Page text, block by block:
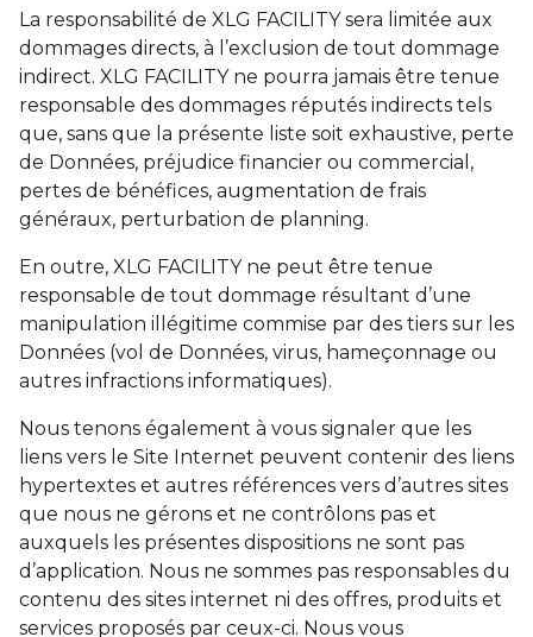
La responsabilité de XLG FACILITY sera limitée aux
dommages directs, à l’exclusion de tout dommage
indirect. XLG FACILITY ne pourra jamais être tenue
responsable des dommages réputés indirects tels
que, sans que la présente liste soit exhaustive, perte
de Données, préjudice financier ou commercial,
pertes de bénéfices, augmentation de frais
généraux, perturbation de planning.
En outre, XLG FACILITY ne peut être tenue
responsable de tout dommage résultant d’une
manipulation illégitime commise par des tiers sur les
Données (vol de Données, virus, hameçonnage ou
autres infractions informatiques).
Nous tenons également à vous signaler que les
liens vers le Site Internet peuvent contenir des liens
hypertextes et autres références vers d’autres sites
que nous ne gérons et ne contrôlons pas et
auxquels les présentes dispositions ne sont pas
d’application. Nous ne sommes pas responsables du
contenu des sites internet ni des offres, produits et
services proposés par ceux-ci. Nous vous